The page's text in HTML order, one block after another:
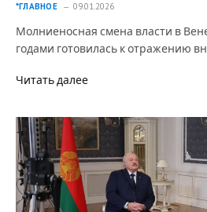
*ГЛАВНОЕ 09.01.2026
Молниеносная смена власти в
годами готовилась к отражению
Читать далее